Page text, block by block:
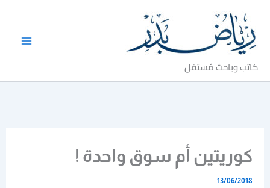
المحتوى
كاتب وباحث مُستقل
كوريتين أم سوق واحدة !
13/06/2018